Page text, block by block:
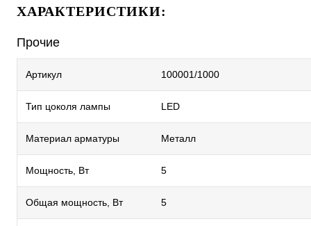
ХАРАКТЕРИСТИКИ:
Прочие
Артикул 100001/1000
Тип цоколя лампы LED
Материал арматуры Металл
Мощность, Вт 5
Общая мощность, Вт 5